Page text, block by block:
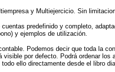
y Multiejercicio. Sin
cuentas predefinido y completo,
y ejemplos de utilización.
Podemos decir que toda la
por defecto. Podrá ordenar
ello directamente desde el libro